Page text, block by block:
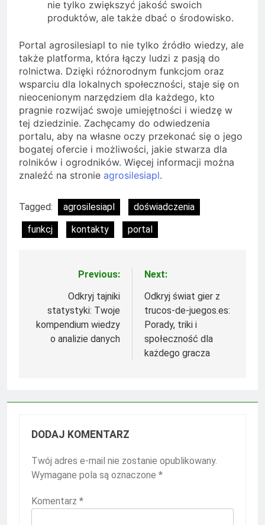
nie tylko zwiększyć jakość swoich
produktów, ale także dbać o środowisko.
Portal agrosilesiapl to nie tylko źródło wiedzy, ale
także platforma, która łączy ludzi z pasją do
rolnictwa. Dzięki różnorodnym funkcjom oraz
wsparciu dla lokalnych społeczności, staje się on
nieocenionym narzędziem dla każdego, kto
pragnie rozwijać swoje umiejętności i wiedzę w
tej dziedzinie. Zachęcamy do odwiedzenia
portalu, aby na własne oczy przekonać się o jego
bogatej ofercie i możliwości, jakie stwarza dla
rolników i ogrodników. Więcej informacji można
znaleźć na stronie agrosilesiapl.
Tagged: agrosilesiapl
doświadczenia
funkcj
kontakty portal
NawigacjaPrevious:
Odkryj tajniki
statystyki: Twoje
kompendium wiedzy
o analizie danych
Next:
Odkryj świat gier z
trucos-de-juegos.es:
Porady, triki i
społeczność dla
każdego gracza
DODAJ KOMENTARZ
Twój adres e-mail nie zostanie opublikowany.
Wymagane pola są oznaczone *
Komentarz *